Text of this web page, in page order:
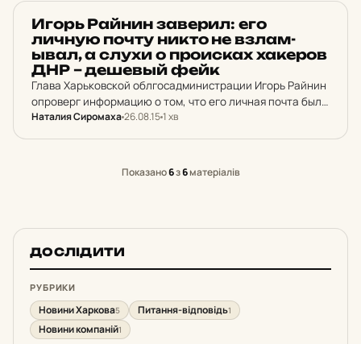
НОВИНИ ХАРКОВА
Игорь Райнин за­ве­рил: его
личную почту никто не взлам­
ывал, а слухи о про­ис­ках ха­ке­ров
ДНР – де­шевый фейк
Глава Харьковской облгосадминистрации Игорь Райнин
опроверг информацию о том, что его личная почта была
взломана хакерами ДНР. Вчера Интернет облетела
Наталия Сиромаха26.08.151 хв
Показано6з6матеріалів
ДОСЛІДИТИ
РУБРИКИ
Новини Харкова5 Питання-відповідь1
Новини компаній1